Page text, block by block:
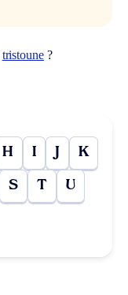
tristoune?
H I J K
S T U